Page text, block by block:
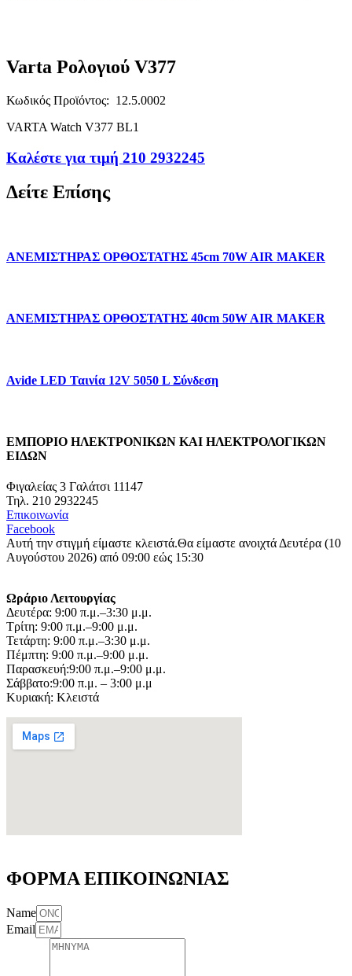
Varta Ρολογιού V377
Κωδικός Προϊόντος: 12.5.0002
VARTA Watch V377 BL1
Καλέστε για τιμή 210 2932245
Δείτε Επίσης
ΑΝΕΜΙΣΤΗΡΑΣ ΟΡΘΟΣΤΑΤΗΣ 45cm 70W AIR MAKER
ΑΝΕΜΙΣΤΗΡΑΣ ΟΡΘΟΣΤΑΤΗΣ 40cm 50W AIR MAKER
Avide LED Ταινία 12V 5050 L Σύνδεση
ΕΜΠΟΡΙΟ ΗΛΕΚΤΡΟΝΙΚΩΝ ΚΑΙ ΗΛΕΚΤΡΟΛΟΓΙΚΩΝ
ΕΙΔΩΝ
Φιγαλείας 3 Γαλάτσι 11147
Τηλ. 210 2932245
Επικοινωνία
Facebook
Αυτή την στιγμή είμαστε κλειστά.Θα είμαστε ανοιχτά Δευτέρα (10
Αυγούστου 2026) από 09:00 εώς 15:30
Ωράριο Λειτουργίας
Δευτέρα: 9:00 π.μ.–3:30 μ.μ.
Τρίτη: 9:00 π.μ.–9:00 μ.μ.
Τετάρτη: 9:00 π.μ.–3:30 μ.μ.
Πέμπτη: 9:00 π.μ.–9:00 μ.μ.
Παρασκευή:9:00 π.μ.–9:00 μ.μ.
Σάββατο:9:00 π.μ. – 3:00 μ.μ
Κυριακή: Κλειστά
ΦΟΡΜΑ ΕΠΙΚΟΙΝΩΝΙΑΣ
Name
Email